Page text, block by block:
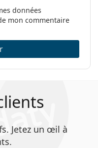
données
mon commentaire
Jetez un œil à